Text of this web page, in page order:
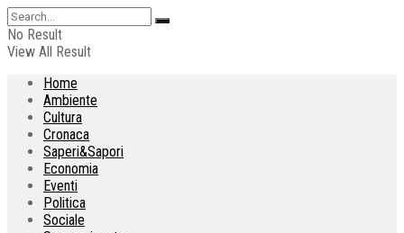
No Result
View All Result
Home
Ambiente
Cultura
Cronaca
Saperi&Sapori
Economia
Eventi
Politica
Sociale